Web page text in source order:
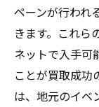
ペーンが行われ
きます。これら
ネットで入手可
ことが買取成功
は、地元のイベ